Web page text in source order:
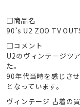
□商品名
90’s U2 ZOO TV
□コメント
U2のヴィンテージツ
た。
90年代当時を感じさ
となっています。
ヴィンテージ 古着の